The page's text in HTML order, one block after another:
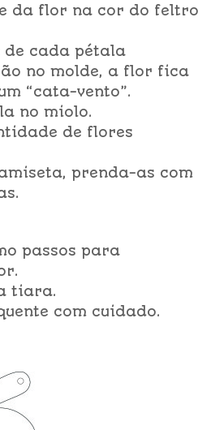
da flor na cor do feltro
de cada pétala
no molde, a flor fica
“cata-vento”.
no miolo.
de flores
prenda-as com
passos para
tiara.
com cuidado.